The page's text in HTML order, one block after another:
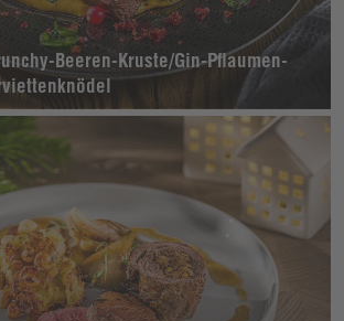
Beeren-Kruste/Gin-Pflaumen-